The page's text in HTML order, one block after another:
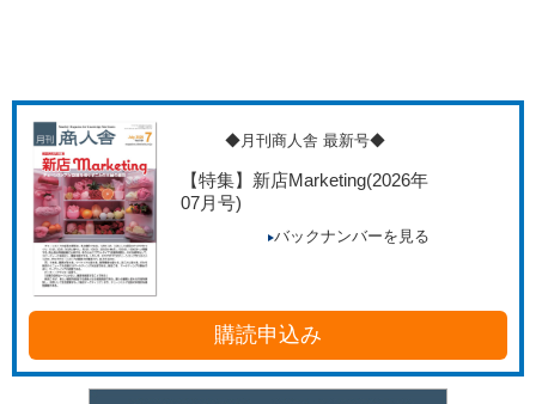
◆月刊商人舎 最新号◆
【特集】新店Marketing(2026年
07月号)
バックナンバーを見る
購読申込み